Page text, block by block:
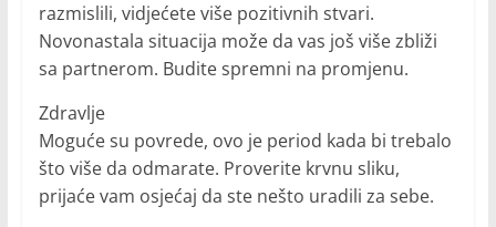
razmislili, vidjećete više pozitivnih stvari.
Novonastala situacija može da vas još više zbliži
sa partnerom. Budite spremni na promjenu.
Zdravlje
Moguće su povrede, ovo je period kada bi trebalo
što više da odmarate. Proverite krvnu sliku,
prijaće vam osjećaj da ste nešto uradili za sebe.